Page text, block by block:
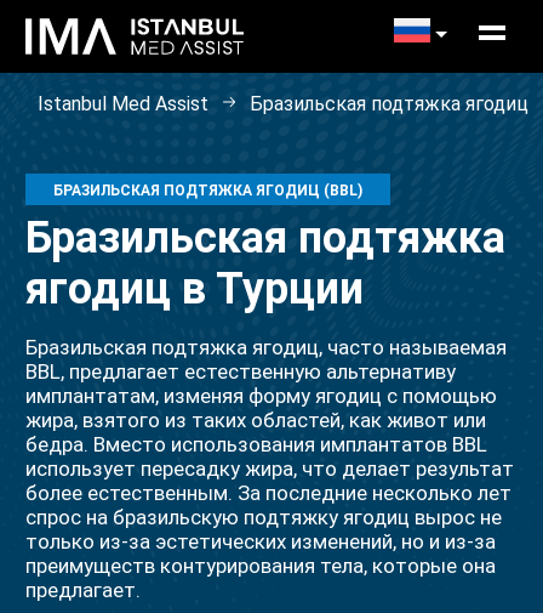
Istanbul Med Assist Бразильская подтяжка ягодиц
БРАЗИЛЬСКАЯ ПОДТЯЖКА ЯГОДИЦ (BBL)
Бразильская подтяжка
ягодиц в Турции
Бразильская подтяжка ягодиц, часто называемая
BBL, предлагает естественную альтернативу
имплантатам, изменяя форму ягодиц с помощью
жира, взятого из таких областей, как живот или
бедра. Вместо использования имплантатов BBL
использует пересадку жира, что делает результат
более естественным. За последние несколько лет
спрос на бразильскую подтяжку ягодиц вырос не
только из-за эстетических изменений, но и из-за
преимуществ контурирования тела, которые она
предлагает.